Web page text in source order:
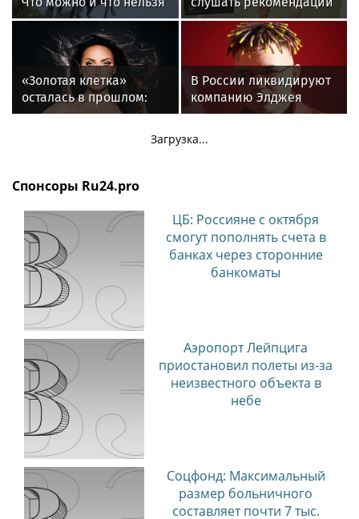
делать 6 августа 2026
врачей после новой
травмы: "Слушаю
сердце"
«Золотая клетка»
осталась в прошлом:
как Алсу изменила
В России ликвидируют
компанию Элджея
Загрузка...
Спонсоры Ru24.pro
ЦБ: Россияне с октября
смогут пополнять счета в
банках через сторонние
банкоматы
Аэропорт Лейпцига
приостановил полеты из-за
неизвестного объекта в
небе
Соцфонд: Максимальный
размер больничного
составляет почти 7 тыс.